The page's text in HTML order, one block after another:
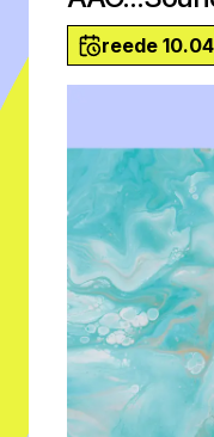
reede